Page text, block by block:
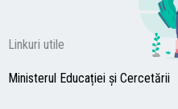
Linkuri utile
Ministerul Educației și Cercetării